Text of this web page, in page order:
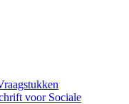
voor Sociale